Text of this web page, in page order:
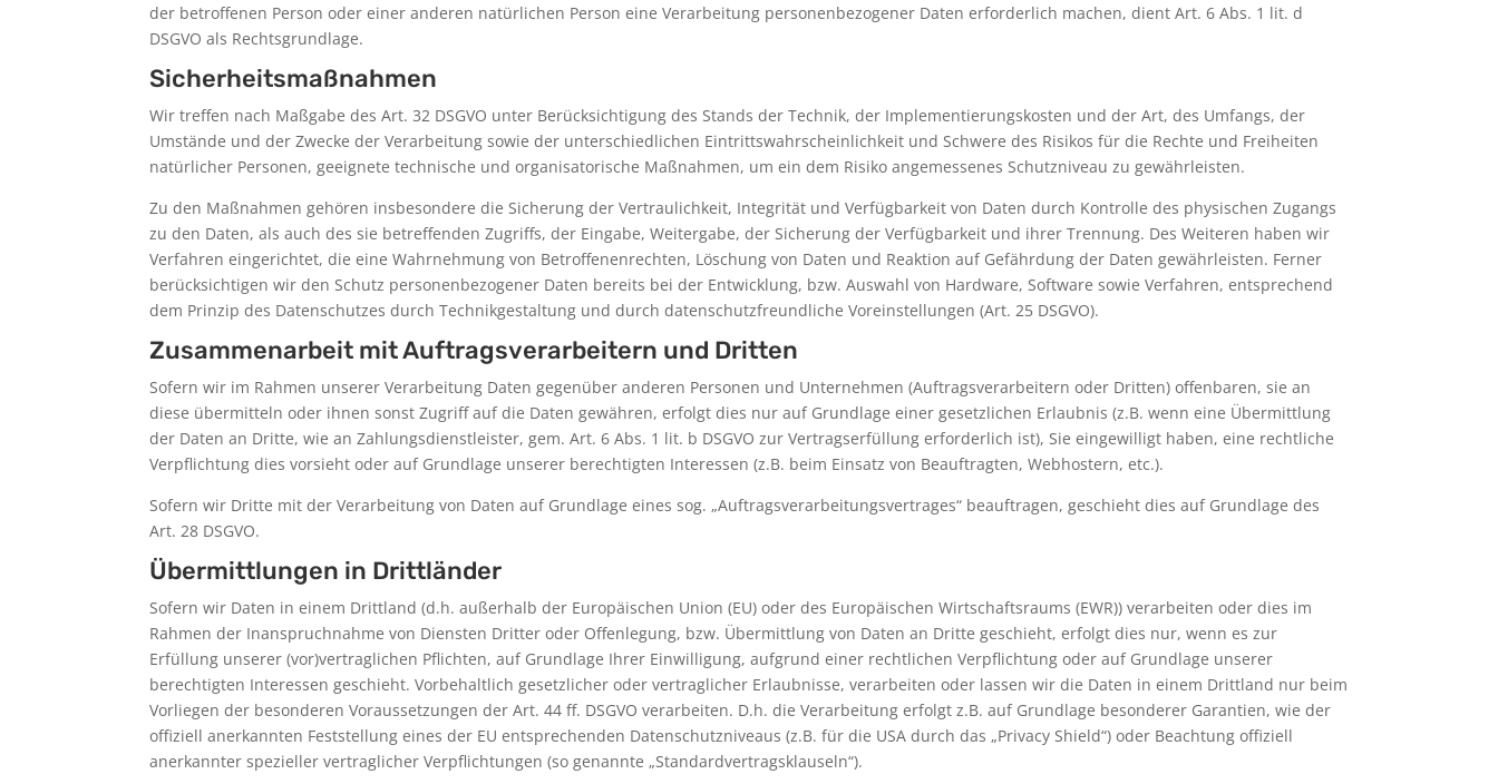
der betroffenen Person oder einer anderen natürlichen Person eine Verarbeitung personenbezogener Daten erforderlich machen, dient Art. 6 Abs. 1 lit. d
DSGVO als Rechtsgrundlage.
Sicherheitsmaßnahmen
Wir treffen nach Maßgabe des Art. 32 DSGVO unter Berücksichtigung des Stands der Technik, der Implementierungskosten und der Art, des Umfangs, der
Umstände und der Zwecke der Verarbeitung sowie der unterschiedlichen Eintrittswahrscheinlichkeit und Schwere des Risikos für die Rechte und Freiheiten
natürlicher Personen, geeignete technische und organisatorische Maßnahmen, um ein dem Risiko angemessenes Schutzniveau zu gewährleisten.
Zu den Maßnahmen gehören insbesondere die Sicherung der Vertraulichkeit, Integrität und Verfügbarkeit von Daten durch Kontrolle des physischen Zugangs
zu den Daten, als auch des sie betreffenden Zugriffs, der Eingabe, Weitergabe, der Sicherung der Verfügbarkeit und ihrer Trennung. Des Weiteren haben wir
Verfahren eingerichtet, die eine Wahrnehmung von Betroffenenrechten, Löschung von Daten und Reaktion auf Gefährdung der Daten gewährleisten. Ferner
berücksichtigen wir den Schutz personenbezogener Daten bereits bei der Entwicklung, bzw. Auswahl von Hardware, Software sowie Verfahren, entsprechend
dem Prinzip des Datenschutzes durch Technikgestaltung und durch datenschutzfreundliche Voreinstellungen (Art. 25 DSGVO).
Zusammenarbeit mit Auftragsverarbeitern und Dritten
Sofern wir im Rahmen unserer Verarbeitung Daten gegenüber anderen Personen und Unternehmen (Auftragsverarbeitern oder Dritten) offenbaren, sie an
diese übermitteln oder ihnen sonst Zugriff auf die Daten gewähren, erfolgt dies nur auf Grundlage einer gesetzlichen Erlaubnis (z.B. wenn eine Übermittlung
der Daten an Dritte, wie an Zahlungsdienstleister, gem. Art. 6 Abs. 1 lit. b DSGVO zur Vertragserfüllung erforderlich ist), Sie eingewilligt haben, eine rechtliche
Verpflichtung dies vorsieht oder auf Grundlage unserer berechtigten Interessen (z.B. beim Einsatz von Beauftragten, Webhostern, etc.).
Sofern wir Dritte mit der Verarbeitung von Daten auf Grundlage eines sog. „Auftragsverarbeitungsvertrages“ beauftragen, geschieht dies auf Grundlage des
Art. 28 DSGVO.
Übermittlungen in Drittländer
Sofern wir Daten in einem Drittland (d.h. außerhalb der Europäischen Union (EU) oder des Europäischen Wirtschaftsraums (EWR)) verarbeiten oder dies im
Rahmen der Inanspruchnahme von Diensten Dritter oder Offenlegung, bzw. Übermittlung von Daten an Dritte geschieht, erfolgt dies nur, wenn es zur
Erfüllung unserer (vor)vertraglichen Pflichten, auf Grundlage Ihrer Einwilligung, aufgrund einer rechtlichen Verpflichtung oder auf Grundlage unserer
berechtigten Interessen geschieht. Vorbehaltlich gesetzlicher oder vertraglicher Erlaubnisse, verarbeiten oder lassen wir die Daten in einem Drittland nur beim
Vorliegen der besonderen Voraussetzungen der Art. 44 ff. DSGVO verarbeiten. D.h. die Verarbeitung erfolgt z.B. auf Grundlage besonderer Garantien, wie der
offiziell anerkannten Feststellung eines der EU entsprechenden Datenschutzniveaus (z.B. für die USA durch das „Privacy Shield“) oder Beachtung offiziell
anerkannter spezieller vertraglicher Verpflichtungen (so genannte „Standardvertragsklauseln“).